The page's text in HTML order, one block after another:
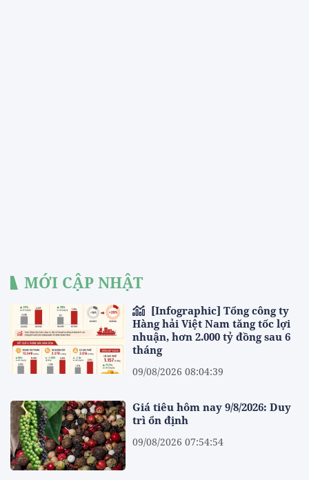
MỚI CẬP NHẬT
Hàng hải Việt Nam tăng tốc lợi
nhuận, hơn 2.000 tỷ đồng sau 6
tháng
09/08/2026 08:04:39
Giá tiêu hôm nay 9/8/2026: Duy
trì ổn định
09/08/2026 07:54:54